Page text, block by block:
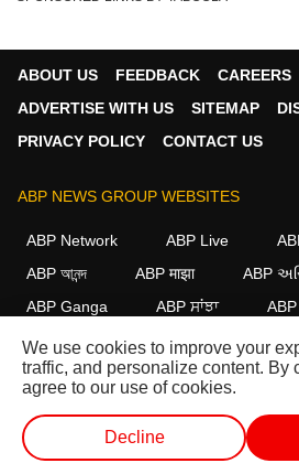
ABOUT US FEEDBACK
CAREERS
ADVERTISE WITH US
SITEMAP
PRIVACY POLICY
CONTACT US
ABP NEWS GROUP WEBSITES
ABP Network ABP Live
ABP আনন্দ
ABP माझा
ABP
ABP Ganga
ABP ਸਾਂਝਾ ABP
FOLLOW US
This website follows the DNPA Code of
All rights reserved.
We use cookies to improve your
traffic, and personalize content. By
agree to our use of cookies.
Decline